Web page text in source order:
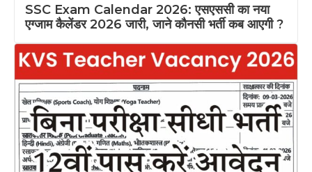
SSC Exam Calendar 2026: एसएससी का नया
एग्जाम कैलेंडर 2026 जारी, जाने कौनसी भर्ती कब आएगी ?